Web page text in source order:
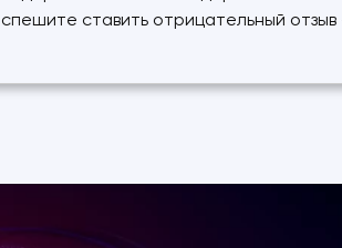
ставить отрицательный